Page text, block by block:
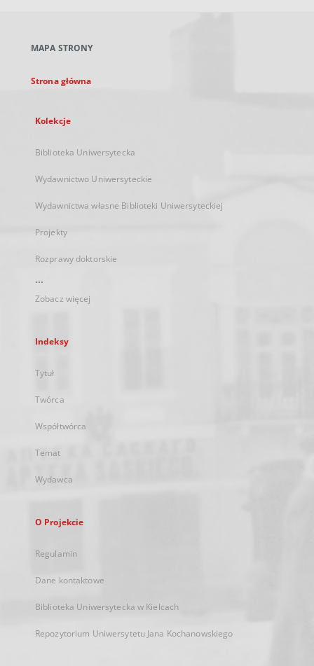
karcie
MAPA STRONY
Strona główna
Kolekcje
Biblioteka Uniwersytecka
Wydawnictwo Uniwersyteckie
Wydawnictwa własne Biblioteki Uniwersyteckiej
Projekty
Rozprawy doktorskie
...
Zobacz więcej
Indeksy
Tytuł
Twórca
Współtwórca
Temat
Wydawca
O Projekcie
Regulamin
Dane kontaktowe
Biblioteka Uniwersytecka w Kielcach
Repozytorium Uniwersytetu Jana Kochanowskiego